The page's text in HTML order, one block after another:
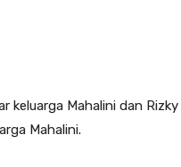
Mahalini dan Rizky
Mahalini.